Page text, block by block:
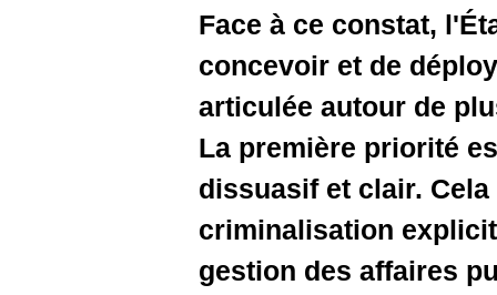
Face à
articulée
La
dissuasif
gestion